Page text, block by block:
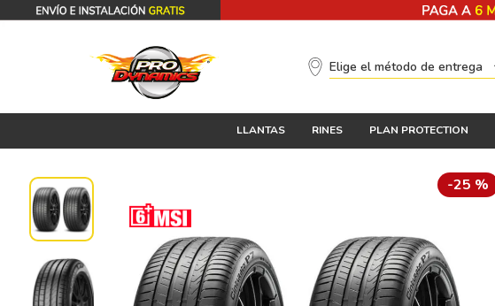
Elige el método de entrega
LLANTAS RINES PLAN PROTECTION
-25 %